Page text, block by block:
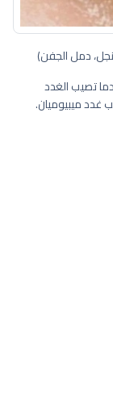
دمل الجفن)
تصيب الغدد
غدد ميبيوميان.